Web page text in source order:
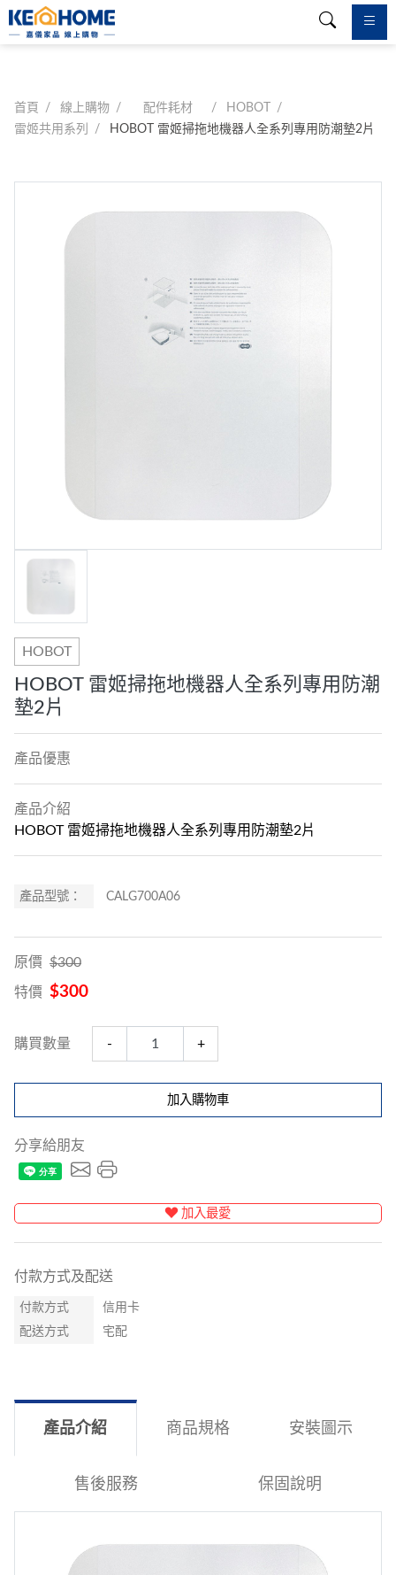
首頁 線上購物 配件耗材
HOBOT
雷姬共用系列
HOBOT 雷姬掃拖地機器人全系列專用防潮墊2片
HOBOT
HOBOT 雷姬掃拖地機器人全系列專用防潮
墊2片
產品優惠
產品介紹
HOBOT 雷姬掃拖地機器人全系列專用防潮墊2片
產品型號： CALG700A06
原價 $300
特價 $300
購買數量 - +
加入購物車
分享給朋友
加入最愛
付款方式及配送
付款方式
信用卡
配送方式
宅配
產品介紹 商品規格 安裝圖示
售後服務 保固說明